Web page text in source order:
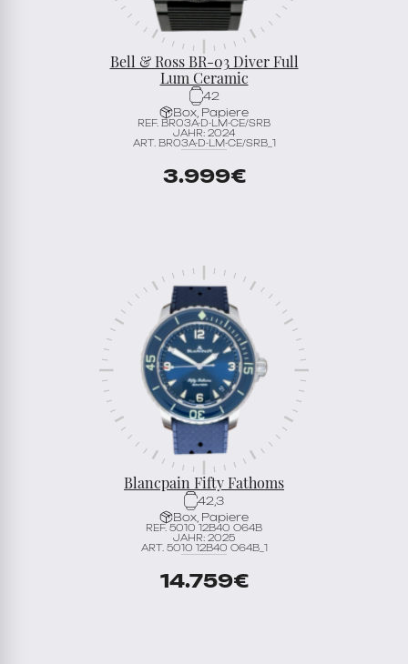
Bell & Ross BR-03 Diver Full
Lum Ceramic
42
Box, Papiere
REF. BR03A-D-LM-CE/SRB
JAHR: 2024
ART. BR03A-D-LM-CE/SRB_1
3.999€
Blancpain Fifty Fathoms
42,3
Box, Papiere
REF. 5010 12B40 O64B
JAHR: 2025
ART. 5010 12B40 O64B_1
14.759€